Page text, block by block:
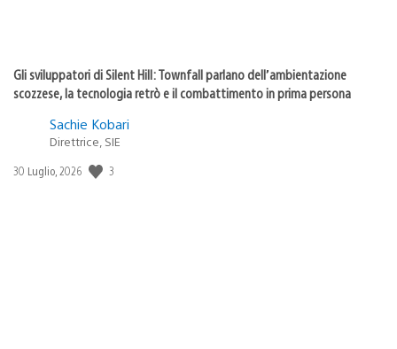
Gli sviluppatori di Silent Hill: Townfall parlano dell’ambientazione
scozzese, la tecnologia retrò e il combattimento in prima persona
Sachie Kobari
Direttrice, SIE
Data
30 Luglio, 2026 3